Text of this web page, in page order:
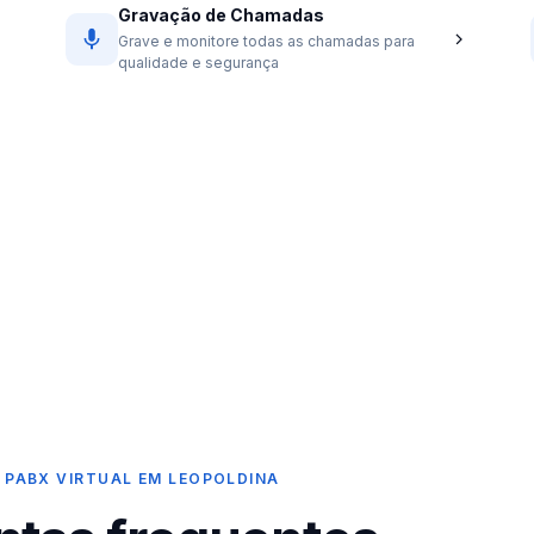
Gravação de Chamadas
Grave e monitore todas as chamadas para
qualidade e segurança
VIRTUAL EM LEOPOLDINA